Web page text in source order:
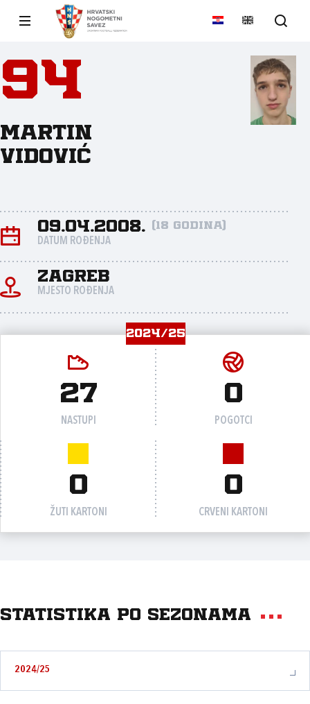
94
Martin
Vidović
09.04.2008. (18 godina)
DATUM ROĐENJA
Zagreb
MJESTO ROĐENJA
2024/25
27
NASTUPI
0
POGOTCI
0
ŽUTI KARTONI
0
CRVENI KARTONI
Statistika po sezonama
2024/25